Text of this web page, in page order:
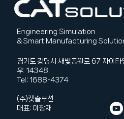
Engineering Simulation
& Smart Manufacturing
경기도 광명시 새빛공원로 67 자이
우: 14348
​Tel: 1688-4374
(주)캣솔루션
대표: 이창재​